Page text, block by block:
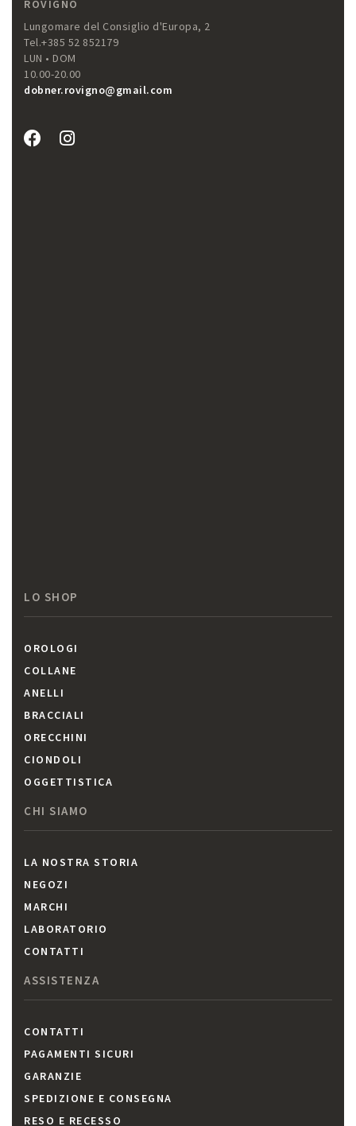
ROVIGNO
Lungomare del Consiglio d'Europa, 2
Tel.+385 52 852179
LUN • DOM
10.00-20.00
dobner.rovigno@gmail.com
LO SHOP
OROLOGI
COLLANE
ANELLI
BRACCIALI
ORECCHINI
CIONDOLI
OGGETTISTICA
CHI SIAMO
LA NOSTRA STORIA
NEGOZI
MARCHI
LABORATORIO
CONTATTI
ASSISTENZA
CONTATTI
PAGAMENTI SICURI
GARANZIE
SPEDIZIONE E CONSEGNA
RESO E RECESSO